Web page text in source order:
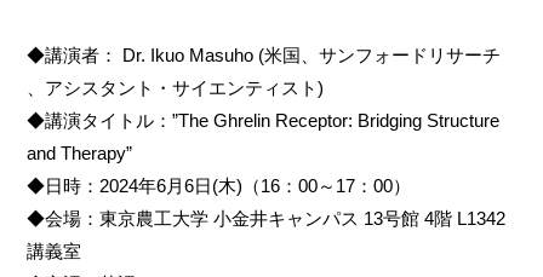
◆講演者： Dr. Ikuo Masuho (米国、サンフォードリサーチ
、アシスタント・サイエンティスト)
◆講演タイトル：”The Ghrelin Receptor: Bridging Structure
and Therapy”
◆日時：2024年6月6日(木)（16：00～17：00）
◆会場：東京農工大学 ⼩⾦井キャンパス 13号館 4階 L1342
講義室